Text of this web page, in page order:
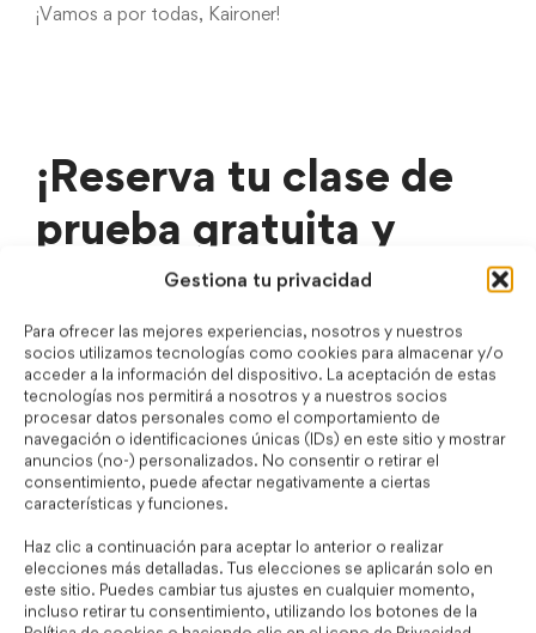
Gestiona tu privacidad
Para ofrecer las mejores experiencias, nosotros y nuestros
socios utilizamos tecnologías como cookies para almacenar y/o
acceder a la información del dispositivo. La aceptación de estas
tecnologías nos permitirá a nosotros y a nuestros socios
procesar datos personales como el comportamiento de
navegación o identificaciones únicas (IDs) en este sitio y mostrar
anuncios (no-) personalizados. No consentir o retirar el
consentimiento, puede afectar negativamente a ciertas
características y funciones.
Haz clic a continuación para aceptar lo anterior o realizar
elecciones más detalladas. Tus elecciones se aplicarán solo en
este sitio. Puedes cambiar tus ajustes en cualquier momento,
incluso retirar tu consentimiento, utilizando los botones de la
¡Vamos a por todas, Kaironer!
¡Reserva tu clase de
prueba gratuita y
mejora tu inglés
garantizado!